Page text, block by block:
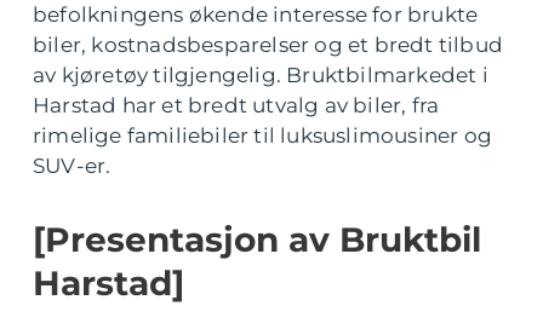
befolkningens økende interesse for brukte
biler, kostnadsbesparelser og et bredt tilbud
av kjøretøy tilgjengelig. Bruktbilmarkedet i
Harstad har et bredt utvalg av biler, fra
rimelige familiebiler til luksuslimousiner og
SUV-er.
[Presentasjon av Bruktbil
Harstad]